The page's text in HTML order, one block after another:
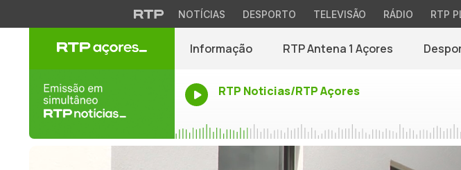
NOTÍCIAS DESPORTO TELEVISÃO RÁDIO RTP
Informação RTP Antena 1 Açores
RTP Noticias/RTP Açores